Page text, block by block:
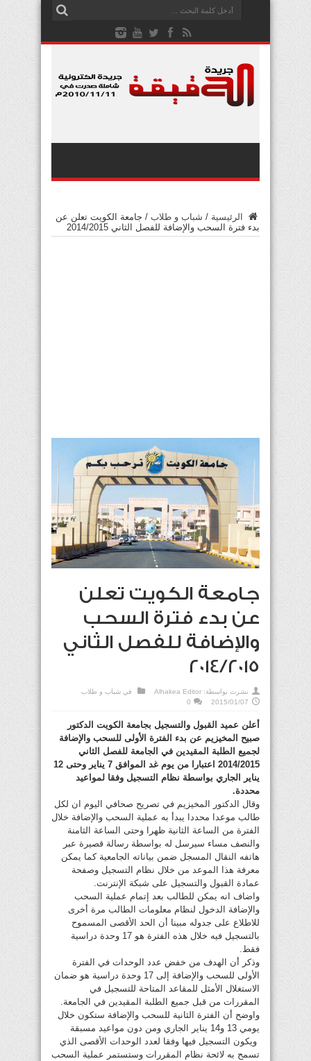
الرئيسية / شباب و طلاب / جامعة الكويت تعلن عن
بدء فترة السحب والإضافة للفصل الثاني 2014/2015
جامعة الكويت تعلن
عن بدء فترة السحب
والإضافة للفصل الثاني
2014/2015
نشرت بواسطة: Alhakea Editor في شباب و طلاب
2015/01/07
0
أعلن عميد القبول والتسجيل بجامعة الكويت الدكتور
صبيح المخيزيم عن بدء الفترة الأولى للسحب والإضافة
لجميع الطلبة المقيدين في الجامعة للفصل الثاني
2014/2015 اعتبارا من يوم غد الموافق 7 يناير وحتى 12
يناير الجاري بواسطة نظام التسجيل وفقا لمواعيد
محددة.
وقال الدكتور المخيزيم في تصريح صحافي اليوم ان لكل
طالب موعدا محددا يبدأ به عملية السحب والإضافة خلال
الفترة من الساعة الثانية ظهرا وحتى الساعة الثامنة
والنصف مساء سيرسل له بواسطة رسالة قصيرة عبر
هاتفه النقال المسجل ضمن بياناته الجامعية كما يمكن
معرفة هذا الموعد من خلال نظام التسجيل وصفحة
عمادة القبول والتسجيل على شبكة الإنترنت.
واضاف انه يمكن للطالب بعد إتمام عملية السحب
والإضافة الدخول لنظام معلومات الطالب مرة أخرى
للاطلاع على جدوله مبينا أن الحد الأقصى المسموح
بالتسجيل فيه خلال هذه الفترة هو 17 وحدة دراسية
فقط.
وذكر أن الهدف من خفض عدد الوحدات في الفترة
الأولى للسحب والإضافة إلى 17 وحدة دراسية هو ضمان
الاستغلال الأمثل للمقاعد المتاحة للتسجيل في
المقررات من قبل جميع الطلبة المقيدين في الجامعة.
واوضح أن الفترة الثانية للسحب والإضافة ستكون خلال
يومي 13 و14 يناير الجاري ومن دون مواعيد مسبقة
ويكون التسجيل فيها وفقا لعدد الوحدات الأقصى الذي
تسمح به لائحة نظام المقررات وستستمر عملية السحب